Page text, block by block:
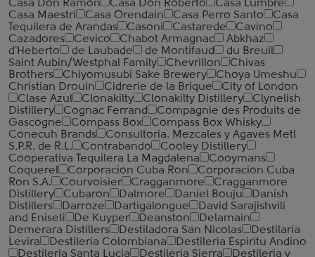
Casa Don Ramon Casa Don Roberto
Casa Lumbre
Casa Maestri
Casa Orendain Casa Perro Santo
Casa
Tequilera de Arandas
Casoni Castarede
Cavino
Cazadores
Cevico Chabot Armagnac
Abkhaz
d'Heberto
de Laubade de Montifaud
du Breuil
Saint Aubin/Westphal Family
Chevrillon
Chivas
Brothers
Chiyomusubi Sake Brewery
Choya Umeshu
Christian Drouin
Cidrerie de la Brique
City of London
Clase Azul
Clonakilty Clonakilty Distillery
Clynelish
Distillery
Cognac Ferrand
Compagnie des Produits de
Gascogne
Compass Box
Compass Box Whisky
Conecuh Brands
Consultoria. Mezcales y Agaves Metl
S.P.R. de R.L.
Contrabando
Cooley Distillery
Cooperativa Tequilera La Magdalena
Cooymans
Coquerel
Corporacion Cuba Ron
Corporacion Cuba
Ron S.A.
Courvoisier Cragganmore
Cragganmore
Distillery
Cubaron Dalmore Daniel Bouju
Danish
Distillers
Darroze Dartigalongue
David Sarajishvili
and Eniseli
De Kuyper Deanston
Delamain
Demerara Distillers
Destiladora San Nicolas
Destilaria
Levira
Destileria Colombiana
Destileria Espiritu Andino
Destileria Santa Lucia
Destileria Sierra
Destileria y